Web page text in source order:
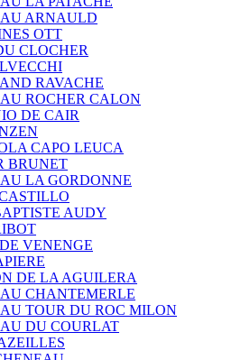
ARNAULD
OTT
CLOCHER
RAVACHE
ROCHER CALON
DE CAIR
CAPO LEUCA
BRUNET
LA GORDONNE
AUDY
VENENGE
DE LA AGUILERA
CHANTEMERLE
TOUR DU ROC MILON
DU COURLAT